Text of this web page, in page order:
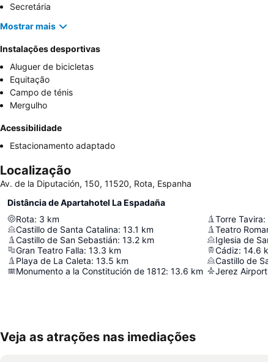
Secretária
Mostrar mais
Instalações desportivas
Aluguer de bicicletas
Equitação
Campo de ténis
Mergulho
Acessibilidade
Estacionamento adaptado
Localização
Av. de la Diputación, 150, 11520, Rota, Espanha
Distância de Apartahotel La Espadaña
Rota: 3 km
Castillo de Santa Catalina: 13.1 km
Castillo de San Sebastián: 13.2 km
Gran Teatro Falla: 13.3 km
Playa de La Caleta: 13.5 km
Monumento a la Constitución de 1812: 13.6 km
Torre Tavira:
Teatro
Iglesia de
Cádiz: 14.6
Castillo de
Jerez Airport
Veja as atrações nas imediações